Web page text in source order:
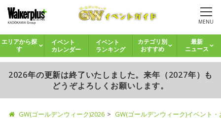
MENU
エリアから探
す
イベント
カレンダー
イベント
ランキング
カテゴリ別
おすすめ
最新
ニュース
2026年の更新は終了いたしました。来年（2027年）も
どうぞよろしくお願いします。
GW(ゴールデンウィーク)2026 GW(ゴールデンウィーク)イベント